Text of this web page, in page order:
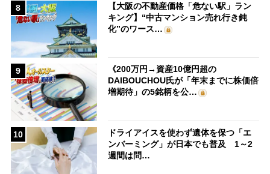
8
【大阪の不動産価格「危ない駅」ラン
キング】“中古マンション売れ行き鈍
化”のワース…
9
《200万円→資産10億円超の
DAIBOUCHOU氏が「年末までに株価倍
増期待」の5銘柄を公…
10
ドライアイスを使わず遺体を保つ「エ
ンバーミング」が日本でも普及 1～2
週間は問…